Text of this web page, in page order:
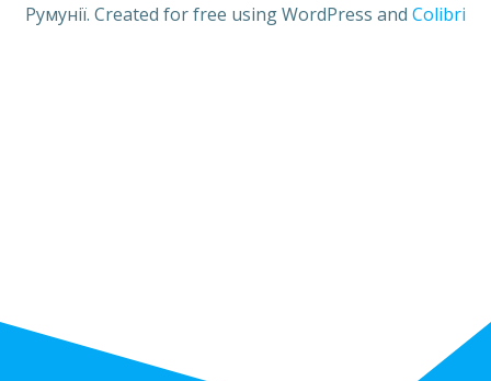
Румунії. Created for free using WordPress and Colibri